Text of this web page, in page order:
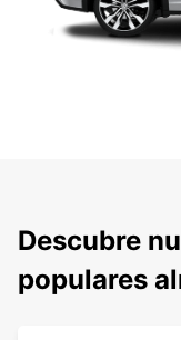
Descubre
populares